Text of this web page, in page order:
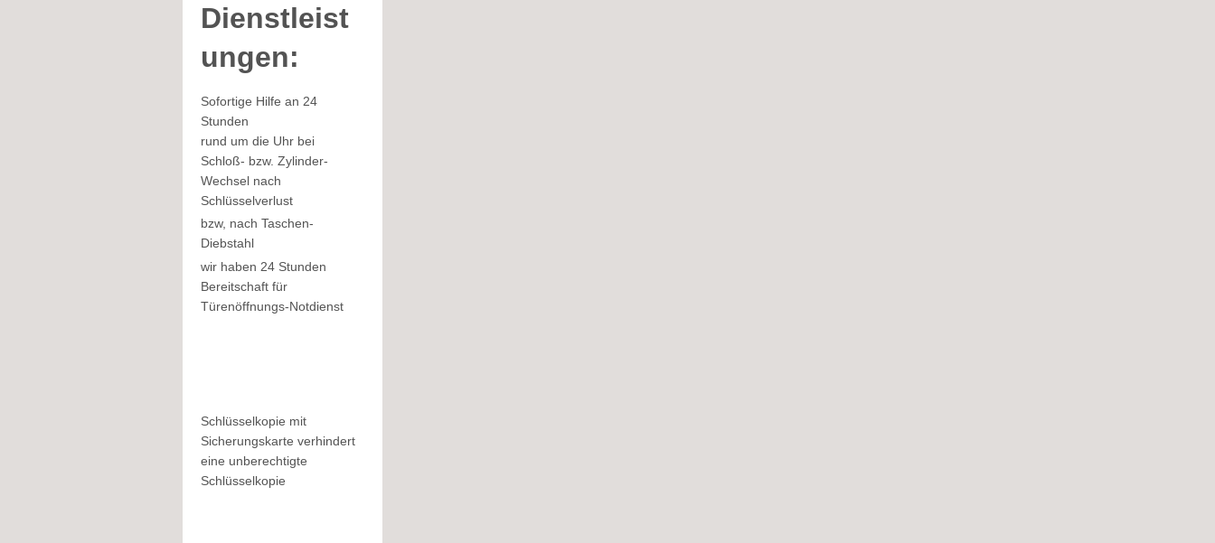
Dienstleist
ungen:
Sofortige Hilfe an 24
Stunden
rund um die Uhr bei
Schloß- bzw. Zylinder-
Wechsel nach
Schlüsselverlust
bzw, nach Taschen-
Diebstahl
wir haben 24 Stunden
Bereitschaft für
Türenöffnungs-Notdienst
Schlüsselkopie mit
Sicherungskarte verhindert
eine unberechtigte
Schlüsselkopie